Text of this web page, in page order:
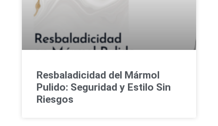
Resbaladicidad del Mármol
Pulido: Seguridad y Estilo Sin
Riesgos